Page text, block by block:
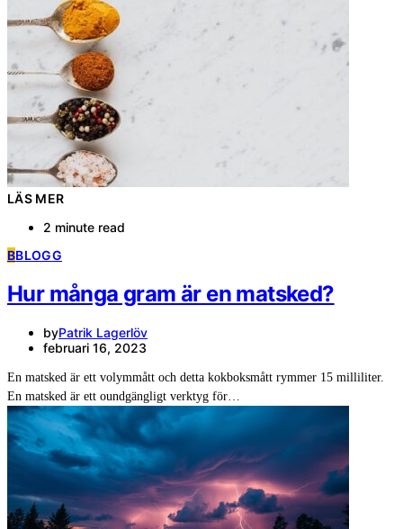
LÄS MER
2 minute read
BBLOGG
Hur många gram är en matsked?
byPatrik Lagerlöv
februari 16, 2023
En matsked är ett volymmått och detta kokboksmått rymmer 15 milliliter.
En matsked är ett oundgängligt verktyg för…